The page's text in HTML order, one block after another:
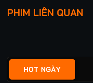
PHIM LIÊN QUAN
DEAD ACCOUNT
HOT NGÀY